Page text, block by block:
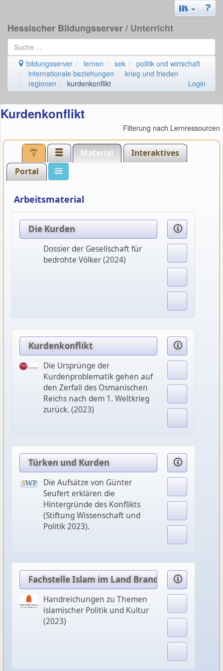
Hessischer Bildungsserver/ Unterricht
bildungsserver lernen sek
politik und wirtschaft
internationale beziehungen
krieg und frieden
regionen
kurdenkonflikt Login
Kurdenkonflikt
Filterung nach Lernressourcen
Material
Interaktives
Portal
Arbeitsmaterial
Die Kurden
Dossier der Gesellschaft für
bedrohte Völker (2024)
Kurdenkonflikt
Die Ursprünge der
Kurdenproblematik gehen auf
den Zerfall des Osmanischen
Reichs nach dem 1. Weltkrieg
zurück. (2023)
Türken und Kurden
Die Aufsätze von Günter
Seufert erklären die
Hintergründe des Konflikts
(Stiftung Wissenschaft und
Politik 2023).
Fachstelle Islam im Land Brandenburg
Handreichungen zu Themen
islamischer Politik und Kultur
(2023)